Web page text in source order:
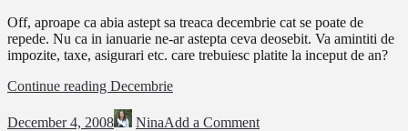
Off, aproape ca abia astept sa treaca decembrie cat se poate de
repede. Nu ca in ianuarie ne-ar astepta ceva deosebit. Va amintiti de
impozite, taxe, asigurari etc. care trebuiesc platite la inceput de an?
Continue reading Decembrie
December 4, 2008 NinaAdd a Comment